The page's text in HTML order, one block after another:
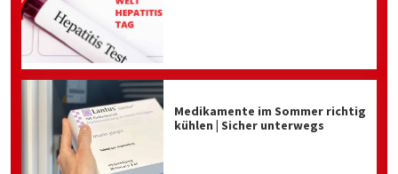
Medikamente im Sommer richtig
kühlen | Sicher unterwegs